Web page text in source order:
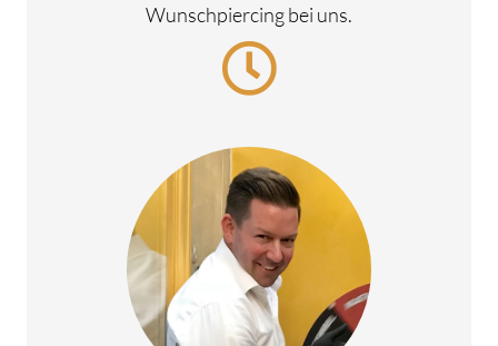
Wunschpiercing bei uns.